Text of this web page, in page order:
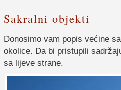
Sakralni objekti
Donosimo vam popis većine
okolice. Da bi pristupili
sa lijeve strane.